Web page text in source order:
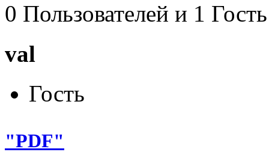
0 Пользователей и 1
val
Гость
"PDF"